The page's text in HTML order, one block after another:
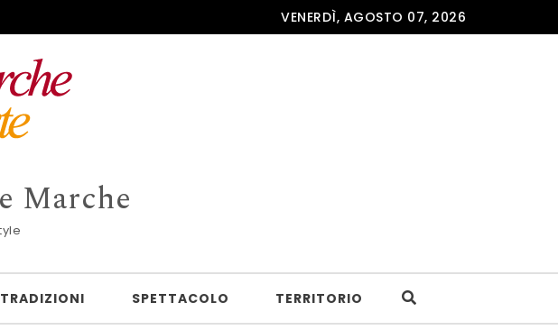
VENERDÌ, AGOSTO 07, 2026
Marche
SPETTACOLO TERRITORIO